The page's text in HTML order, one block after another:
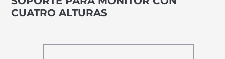
CUATRO ALTURAS